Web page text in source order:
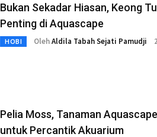
Bukan Sekadar Hiasan, Keong
Penting di Aquascape
HOBI OlehAldila Tabah Sejati Pamudji
Pelia Moss, Tanaman
untuk Percantik Akuarium